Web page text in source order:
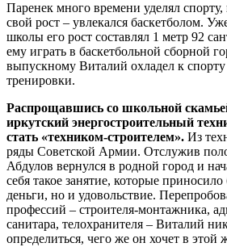
Паренек много времени уделял
свой рост – увлекался баскетболом.
школы его рост составлял 1 метр 92
ему играть в баскетбольной сборной
выпускному Виталий охладел к
тренировки.
Распрощавшись со школьной
иркутский энергостроительный
стать «техником-строителем». Из
ряды Советской Армии. Отслужив
Абдулов вернулся в родной город и
себя такое занятие, которые
деньги, но и удовольствие.
профессий – строителя-монтажника,
санитара, телохранителя – Виталий
определиться, чего же он хочет в этой